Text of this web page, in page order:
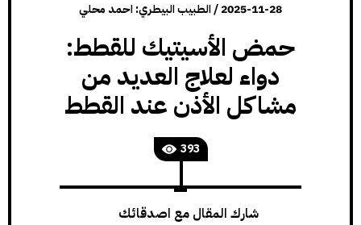
2025-11-28
/الطبيب البيطري: احمد محلي
حمض الأسيتيك للقطط:
دواء لعلاج العديد من
مشاكل الأذن عند القطط
393
شارك المقال مع اصدقائك